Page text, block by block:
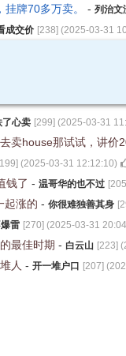
挂牌70多万卖。 - 列治文
成交价 [238] (2025-03-31
了心卖 [299] (2025-03-31
卖house那试试，讲价
199] (2025-03-31 12:12:10)
钱了 - 温哥华的也不过 [205
起涨的 - 你很难独善其身 [
雷 [270] (2025-03-31
最佳时期 - 白云山 [223] (
人 - 开一堆户口 [207] (